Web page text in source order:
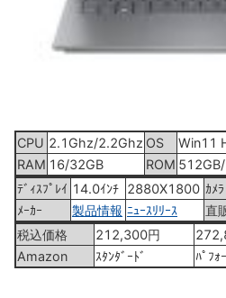
CPU 2.1Ghz/2.2Ghz OS Win11
RAM 16/32GB ROM
ﾃﾞｨｽﾌﾟﾚｲ 14.0ｲﾝﾁ 2880X1800 ｶﾒﾗ
ﾒｰｶｰ
製品情報 ﾆｭｰｽﾘﾘｰｽ 直
税込価格
212,300円
Amazon
ｽﾀﾝﾀﾞｰﾄﾞ ﾊﾟﾌｫ